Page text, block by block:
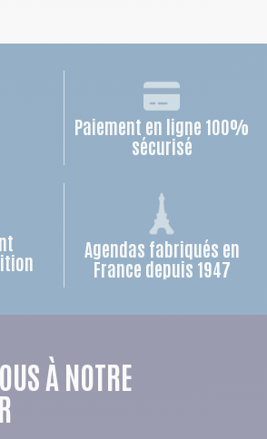
Paiement en ligne 100%
sécurisé
Agendas fabriqués en
France depuis 1947
À NOTRE